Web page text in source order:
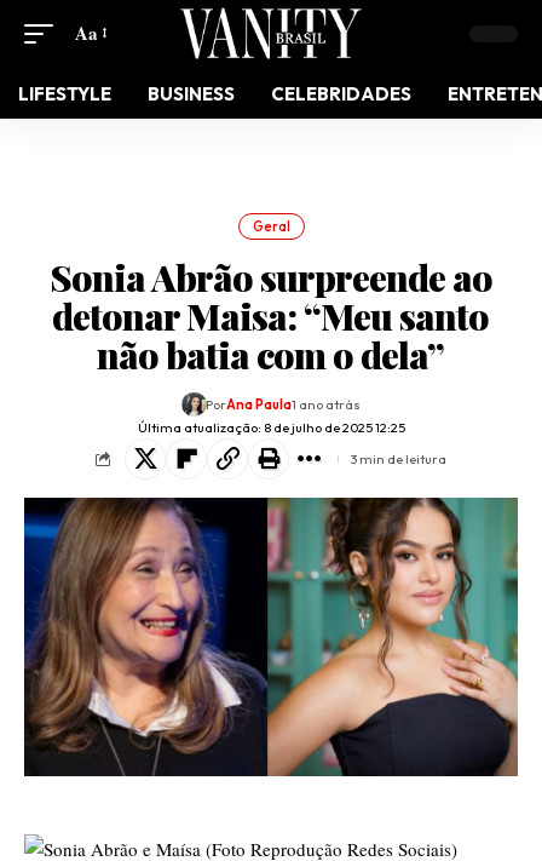
Aa
LIFESTYLE BUSINESS CELEBRIDADES
Geral
Sonia Abrão surpreende ao
detonar Maisa: “Meu santo
não batia com o dela”
Última atualização: 8 de julho de 2025 12:25
PorAna Paula1 ano atrás
3 min de leitura